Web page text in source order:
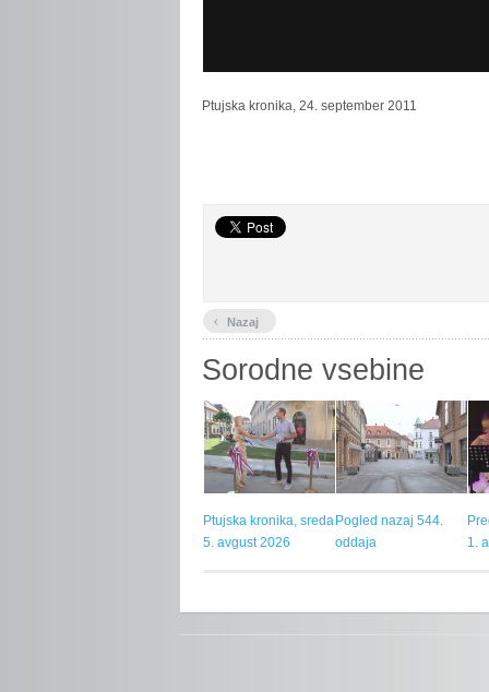
Ptujskakronika, 24. september 2011
‹ Nazaj
Sorodne vsebine
Ptujska kronika, sreda
5. avgust 2026
Pogled nazaj 544.
oddaja
1.